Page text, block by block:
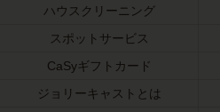
ハウスクリーニング
スポットサービス
CaSyギフトカード
ジョリーキャストとは